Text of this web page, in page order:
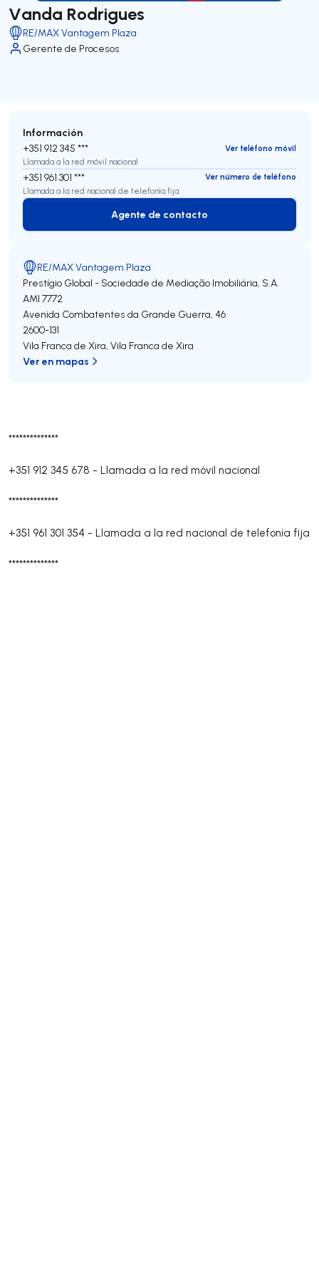
Vanda Rodrigues
RE/MAX Vantagem Plaza
Gerente de Procesos
**************
+351 912 345 678 - Llamada a la red móvil nacional
**************
+351 961 301 354 - Llamada a la red nacional de telefonía fija
**************
Información
+351 912 345 ***
Ver teléfono móvil
Llamada a la red móvil nacional
+351 961 301 ***
Ver número de teléfono
Llamada a la red nacional de telefonía fija
Agente de contacto
Agente de contacto
RE/MAX Vantagem Plaza
Prestígio Global - Sociedade de Mediação Imobiliária, S.A.
AMI 7772
Avenida Combatentes da Grande Guerra, 46
2600-131
Vila Franca de Xira, Vila Franca de Xira
Ver en mapas